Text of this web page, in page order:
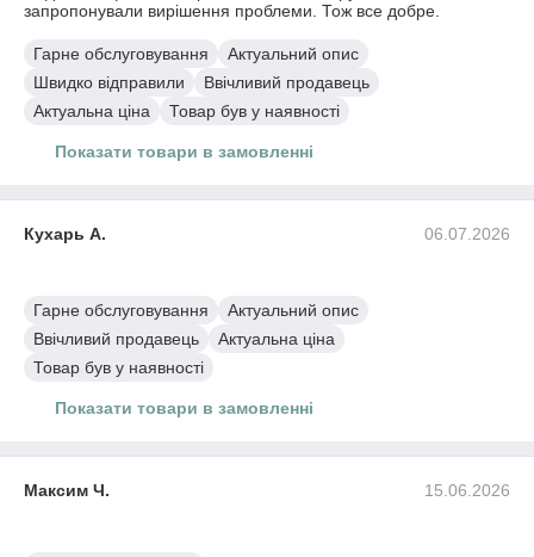
запропонували вирішення проблеми. Тож все добре.
Гарне обслуговування
Актуальний опис
Швидко відправили
Ввічливий продавець
Актуальна ціна
Товар був у наявності
Пластик в котушці CR-PETG Creality 1,75 мм синій (Blue)
мм 1 кг срібний
Показати товари в замовленні
06.07.2026
Кухарь А.
Гарне обслуговування
Актуальний опис
Ввічливий продавець
Актуальна ціна
Товар був у наявності
Пластик в котушці для 3D друку PETG (Copet) Jamg He 1,75
Показати товари в замовленні
15.06.2026
Максим Ч.